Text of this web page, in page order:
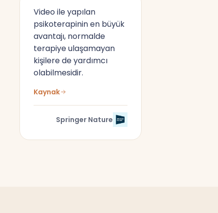
Video ile yapılan
psikoterapinin en büyük
avantajı, normalde
terapiye ulaşamayan
kişilere de yardımcı
olabilmesidir.
Kaynak
Springer Nature